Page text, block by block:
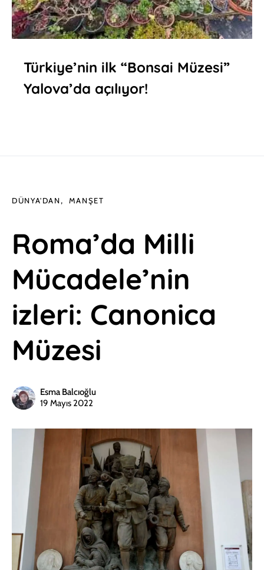
Türkiye’nin ilk “Bonsai Müzesi”
Yalova’da açılıyor!
DÜNYA'DAN MANŞET
Roma’da Milli
Mücadele’nin
izleri: Canonica
Müzesi
Esma Balcıoğlu
19 Mayıs 2022